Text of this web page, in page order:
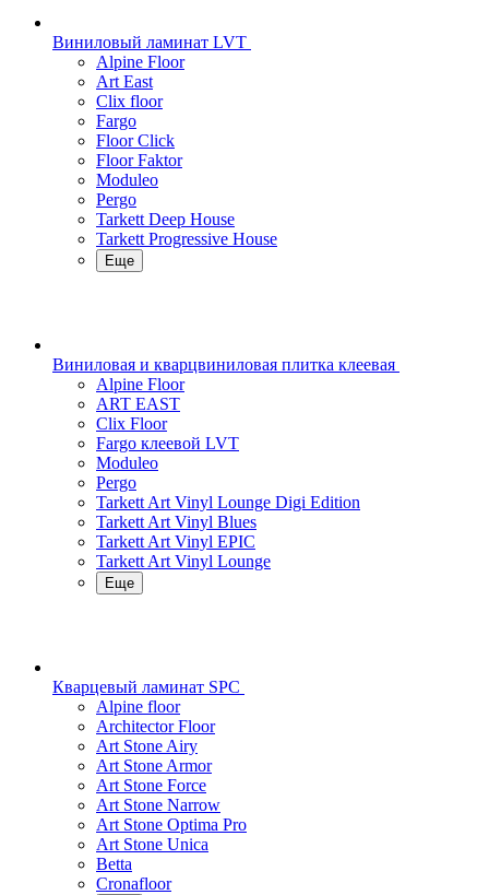
Виниловый ламинат LVT
Alpine Floor
Art East
Clix floor
Fargo
Floor Click
Floor Faktor
Moduleo
Pergo
Tarkett Deep House
Tarkett Progressive House
Еще
Виниловая и кварцвиниловая плитка клеевая
Alpine Floor
ART EAST
Clix Floor
Fargo клеевой LVT
Moduleo
Pergo
Tarkett Art Vinyl Lounge Digi Edition
Tarkett Art Vinyl Blues
Tarkett Art Vinyl EPIC
Tarkett Art Vinyl Lounge
Еще
Кварцевый ламинат SPC
Alpine floor
Architector Floor
Art Stone Airy
Art Stone Armor
Art Stone Force
Art Stone Narrow
Art Stone Optima Pro
Art Stone Unica
Betta
Cronafloor